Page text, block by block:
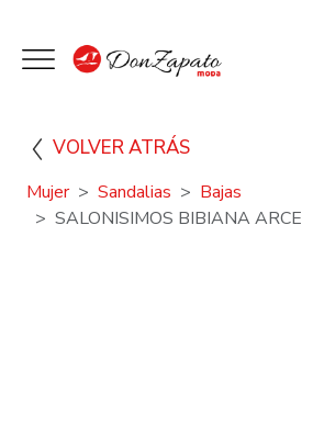
VOLVER ATRÁS
Mujer Sandalias
Bajas
SALONISIMOS BIBIANA ARCE